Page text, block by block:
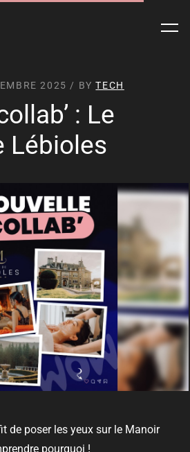
2025 / BYTECH
: Le
Lébioles
de poser les yeux sur le Manoir
pourquoi !